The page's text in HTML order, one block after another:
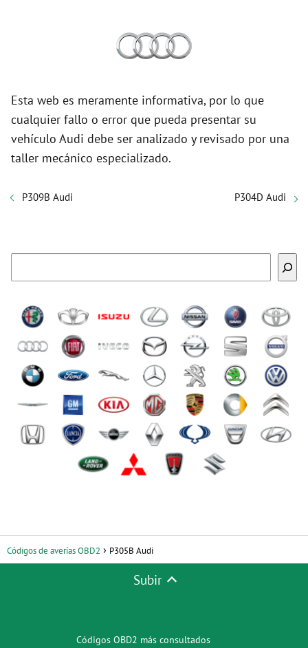
Esta web es meramente informativa, por lo que
cualquier fallo o error que pueda presentar su
vehículo Audi debe ser analizado y revisado por una
taller mecánico especializado.
P309B Audi P304D Audi
Códigos de averías OBD2 P305B Audi
Subir
Códigos OBD2 más consultados